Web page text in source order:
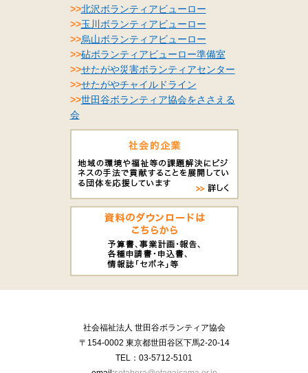
>>北沢ボランティアビューロー
>>玉川ボランティアビューロー
>>烏山ボランティアビューロー
>>砧ボランティアビューロー準備室
>>せたがや災害ボランティアセンター
>>せたがやチャイルドライン
>>世田谷ボランティア協会をささえる
会
社会福祉法人 世田谷ボランティア協会
〒154-0002 東京都世田谷区下馬2-20-14
TEL：03-5712-5101